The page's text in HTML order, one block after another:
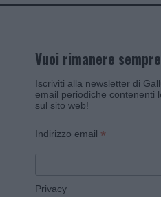
Vuoi rimanere
Iscriviti alla newsletter di
email periodiche contenenti
sul sito web!
Indirizzo email *
Privacy